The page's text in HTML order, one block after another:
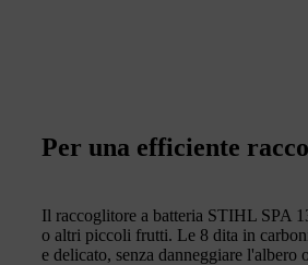
Per una efficiente
Il raccoglitore a batteria STIHL SPA
o altri piccoli frutti. Le 8 dita in
e delicato, senza danneggiare l'albero